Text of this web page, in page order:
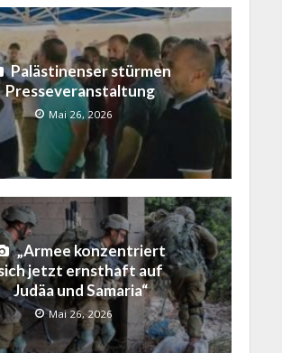
Palästinenser stürmen
Presseveranstaltung
Mai 26, 2026
„Armee konzentriert
jetzt ernsthaft auf
Judäa und Samaria“
Mai 26, 2026